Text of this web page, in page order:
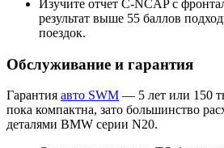
Изучите отчет C-NCAP с
результат выше 55 баллов
поездок.
Обслуживание и гарантия
Гарантия авто SWM — 5 лет или 150
пока компактна, зато большинство
деталями BMW серии N20.